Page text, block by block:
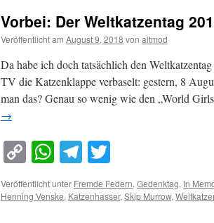
Vorbei: Der Weltkatzentag
Veröffentlicht am August 9, 2018 von altmod
Da habe ich doch tatsächlich den
TV die Katzenklappe verbaselt: gestern, 8
man das? Genau so wenig wie den „World
→
Copy
Link
WhatsApp
Telegram
Veröffentlicht unter Fremde Federn,Gedenktag, In
Henning Venske, Katzenhasser,Skip Murrow,